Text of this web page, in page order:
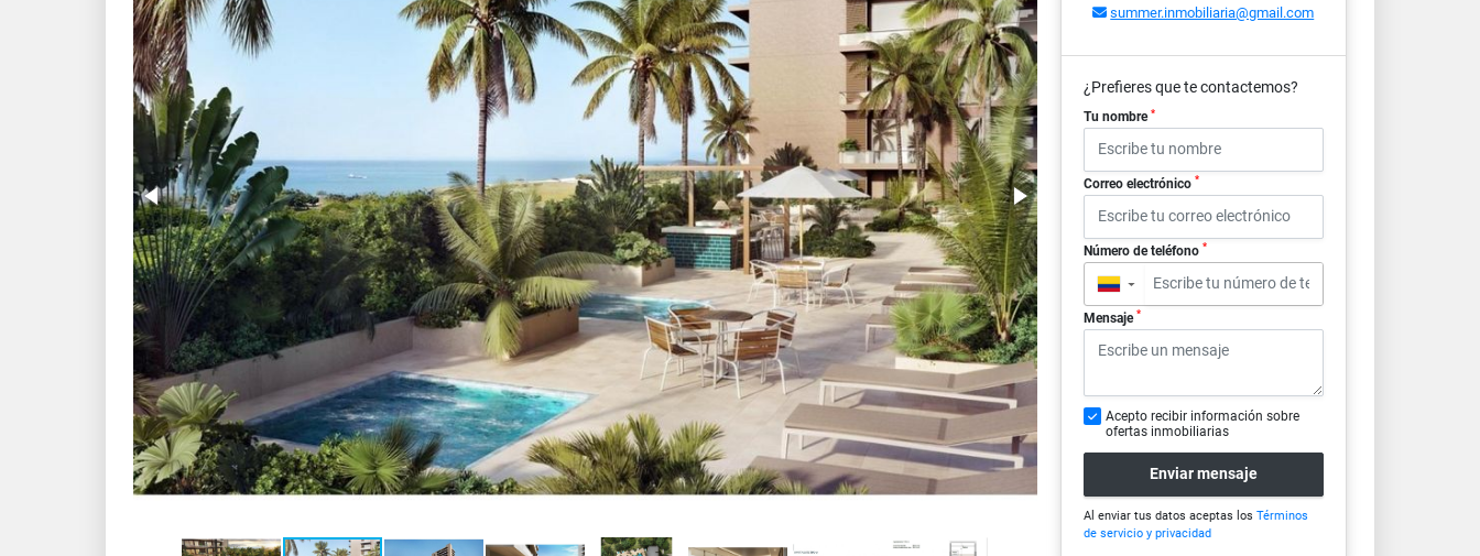
summer.inmobiliaria@gmail.com
¿Prefieres que te contactemos?
Tu nombre *
Correo electrónico *
Número de teléfono *
▼
Mensaje *
Acepto recibir información sobre
ofertas inmobiliarias
Enviar mensaje
Al enviar tus datos aceptas los Términos
de servicio y privacidad